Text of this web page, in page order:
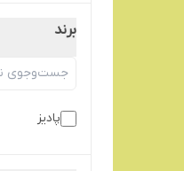
برند
پادیز